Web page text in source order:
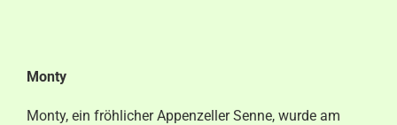
Monty
Monty, ein fröhlicher Appenzeller Senne, wurde am